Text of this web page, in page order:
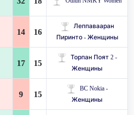
14 16
Леппавааран
Пиринто - Женщины
17 15
Торпан Поят 2 -
Женщины
9 15
BC Nokia -
Женщины